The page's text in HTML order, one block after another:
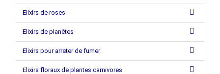
Elixirs de roses
Elixirs de planètes
Elixirs pour arreter de fumer
Elixirs floraux de plantes carnivores